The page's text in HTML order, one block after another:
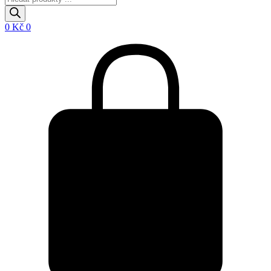
search
0 Kč 0